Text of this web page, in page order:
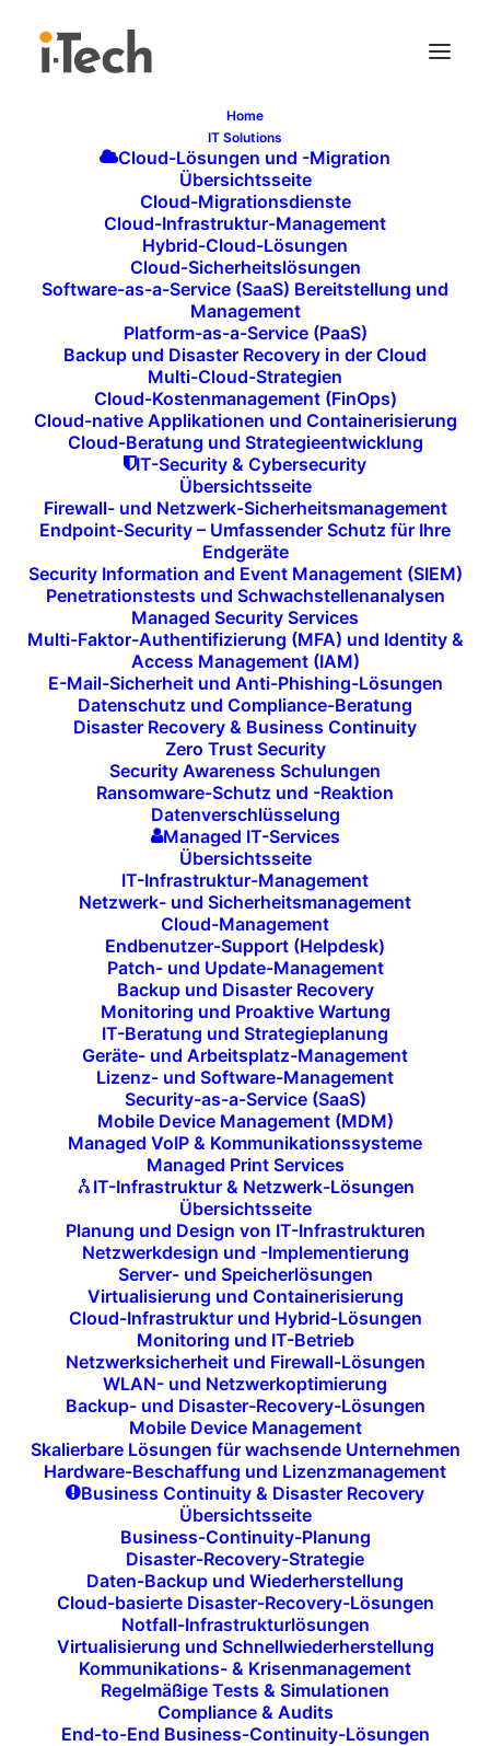
Home
IT Solutions
Cloud-Lösungen und -Migration
Übersichtsseite
Cloud-Migrationsdienste
Cloud-Infrastruktur-Management
Hybrid-Cloud-Lösungen
Cloud-Sicherheitslösungen
Software-as-a-Service (SaaS) Bereitstellung und
Management
Platform-as-a-Service (PaaS)
Backup und Disaster Recovery in der Cloud
Multi-Cloud-Strategien
Cloud-Kostenmanagement (FinOps)
Cloud-native Applikationen und Containerisierung
Cloud-Beratung und Strategieentwicklung
IT-Security & Cybersecurity
Übersichtsseite
Firewall- und Netzwerk-Sicherheitsmanagement
Endpoint-Security – Umfassender Schutz für Ihre
Endgeräte
Security Information and Event Management (SIEM)
Penetrationstests und Schwachstellenanalysen
Managed Security Services
Multi-Faktor-Authentifizierung (MFA) und Identity &
Access Management (IAM)
E-Mail-Sicherheit und Anti-Phishing-Lösungen
Datenschutz und Compliance-Beratung
Disaster Recovery & Business Continuity
Zero Trust Security
Security Awareness Schulungen
Ransomware-Schutz und -Reaktion
Datenverschlüsselung
Managed IT-Services
Übersichtsseite
IT-Infrastruktur-Management
Netzwerk- und Sicherheitsmanagement
Cloud-Management
Endbenutzer-Support (Helpdesk)
Patch- und Update-Management
Backup und Disaster Recovery
Monitoring und Proaktive Wartung
IT-Beratung und Strategieplanung
Geräte- und Arbeitsplatz-Management
Lizenz- und Software-Management
Security-as-a-Service (SaaS)
Mobile Device Management (MDM)
Managed VoIP & Kommunikationssysteme
Managed Print Services
IT-Infrastruktur & Netzwerk-Lösungen
Übersichtsseite
Planung und Design von IT-Infrastrukturen
Netzwerkdesign und -Implementierung
Server- und Speicherlösungen
Virtualisierung und Containerisierung
Cloud-Infrastruktur und Hybrid-Lösungen
Monitoring und IT-Betrieb
Netzwerksicherheit und Firewall-Lösungen
WLAN- und Netzwerkoptimierung
Backup- und Disaster-Recovery-Lösungen
Mobile Device Management
Skalierbare Lösungen für wachsende Unternehmen
Hardware-Beschaffung und Lizenzmanagement
Business Continuity & Disaster Recovery
Übersichtsseite
Business-Continuity-Planung
Disaster-Recovery-Strategie
Daten-Backup und Wiederherstellung
Cloud-basierte Disaster-Recovery-Lösungen
Notfall-Infrastrukturlösungen
Virtualisierung und Schnellwiederherstellung
Kommunikations- & Krisenmanagement
Regelmäßige Tests & Simulationen
Compliance & Audits
End-to-End Business-Continuity-Lösungen
SINGLE WORKPLACE –
EFFIZIENT UND
VERNETZT, UNABHÄNGIG
VOM STANDORT
Single Workplaceist die ideale Lösung für
produktives Arbeiten im modernen Arbeitsumfeld.
Durch ihn wirdFlexibilitätim Home Office zur
produktiven Realität. Unabhängig vom Standort
können Mitarbeitende Ideen einbringen, mit Kollegen
kommunizieren und gleichzeitig ihre Work-Life-
Balance verbessern. Der Single Workplace stellt
sicher, dass Mitarbeitende, ob im Büro oder Zuhause,
nahtlos mit dem Team verbunden sind und über die
bestmögliche Technologie für effektive
Zusammenarbeit verfügen. Die i-Tech GmbH & Co. KG
bietet Ihnen ein umfassendes Konzept für den
perfekten Arbeitsplatz – mobil und fest vernetzt.
Im heutigen Arbeitsalltag, der zunehmend auf
verteilten Standorten beruht, ist eine durchdachte
Ausstattung des Home Office unabdingbar. Sie ist
das Bindeglied zwischen einzelnen Mitarbeitenden
und ihrem Team und schafft das Fundament für eine
reibungslose Zusammenarbeit, die durch klare
Kommunikation und integrierte Plattformen gestützt
wird. Diese technischen Anforderungen reichen von
leistungsfähigen Endgeräten wie Laptops oder PCs
bis hin zu hochwertigen Audio- und Video-
Komponentenund einem stabilen, sicheren Zugang
zu allen wichtigen Anwendungen.
JETZT KONTAKT AUFNEHMEN
Hochleistungs-Laptops
und PCs
Unsere Endgeräte sind für die digitale
Arbeitswelt optimiert und bieten die
notwendige Rechenleistung sowie alle
wichtigen Funktionen für anspruchsvolle
Anwendungen und Multitasking.